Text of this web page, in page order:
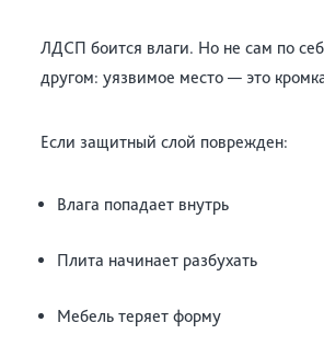
ЛДСП боится влаги. Но не сам по
другом: уязвимое место — это
Если защитный слой поврежден:
Влага попадает внутрь
Плита начинает разбухать
Мебель теряет форму